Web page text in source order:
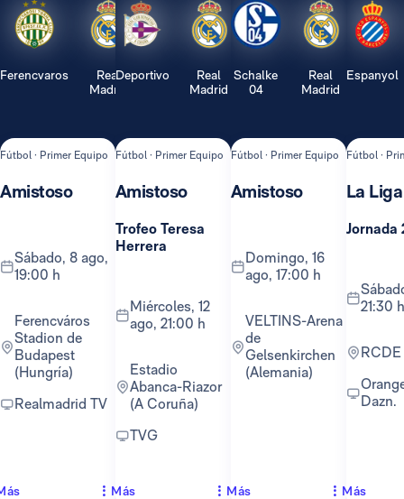
Ferencvaros
Real
Madrid
Fútbol · Primer Equipo
Amistoso
sábado, 8 ago,
19:00 h
Ferencváros
Stadion de
Budapest
(Hungría)
Realmadrid TV
Deportivo
Real
Madrid
Fútbol · Primer Equipo
Amistoso
Trofeo Teresa
Herrera
miércoles, 12
ago, 21:00 h
Estadio
Abanca-Riazor
(A Coruña)
TVG
Más
Schalke
04
Real
Madrid
Fútbol · Primer Equipo
Amistoso
domingo, 16
ago, 17:00 h
VELTINS-Arena
de
Gelsenkirchen
(Alemania)
Más
Espanyol
Fútbol ·
La Liga
Jornada
sábado, 22 ago,
21:30 h
Orange TV y
Dazn.
Más